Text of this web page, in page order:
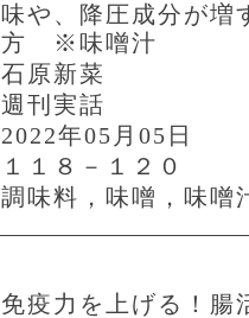
味や、降圧成分が増
方 ※味噌汁
石原新菜
週刊実話
2022年05月05日
１１８－１２０
調味料，味噌，味噌
免疫力を上げる！